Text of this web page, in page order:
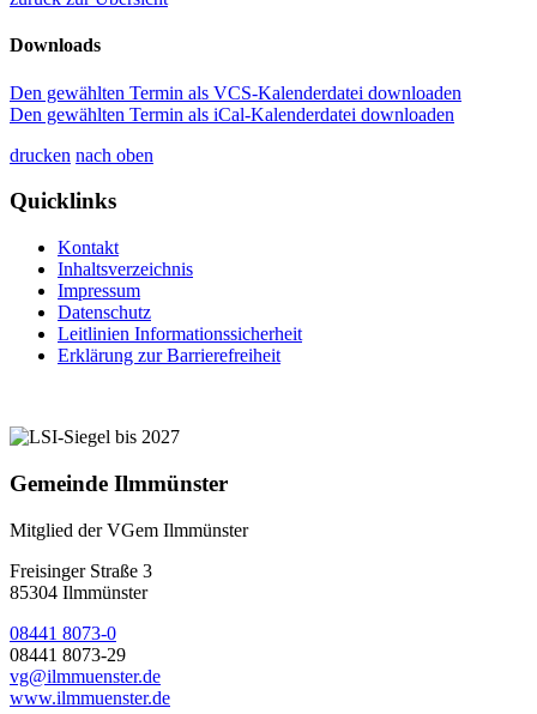
Downloads
Den gewählten Termin als VCS-Kalenderdatei downloaden
Den gewählten Termin als iCal-Kalenderdatei downloaden
drucken nach oben
Quicklinks
Kontakt
Inhaltsverzeichnis
Impressum
Datenschutz
Leitlinien Informationssicherheit
Erklärung zur Barrierefreiheit
Gemeinde Ilmmünster
Mitglied der VGem Ilmmünster
Freisinger Straße 3
85304 Ilmmünster
08441 8073-0
08441 8073-29
vg@ilmmuenster.de
www.ilmmuenster.de